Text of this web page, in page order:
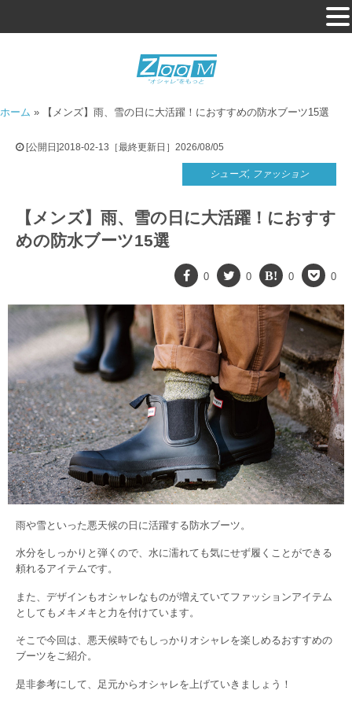
ホーム » 【メンズ】雨、雪の日に大活躍！におすすめの防水ブーツ15選
[公開日]2018-02-13［最終更新日］2026/08/05
シューズ, ファッション
【メンズ】雨、雪の日に大活躍！におすす
めの防水ブーツ15選
0 0 0 0
雨や雪といった悪天候の日に活躍する防水ブーツ。
水分をしっかりと弾くので、水に濡れても気にせず履くことができる
頼れるアイテムです。
また、デザインもオシャレなものが増えていてファッションアイテム
としてもメキメキと力を付けています。
そこで今回は、悪天候時でもしっかりオシャレを楽しめるおすすめの
ブーツをご紹介。
是非参考にして、足元からオシャレを上げていきましょう！